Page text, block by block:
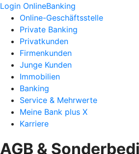
Login OnlineBanking
Online-Geschäftsstelle
Private Banking
Privatkunden
Firmenkunden
Junge Kunden
Immobilien
Banking
Service & Mehrwerte
Meine Bank plus X
Karriere
AGB &